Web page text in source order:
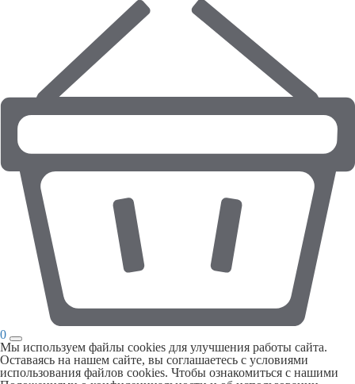
0
Мы используем файлы cookies для улучшения работы сайта.
Оставаясь на нашем сайте, вы соглашаетесь с условиями
использования файлов cookies. Чтобы ознакомиться с нашими